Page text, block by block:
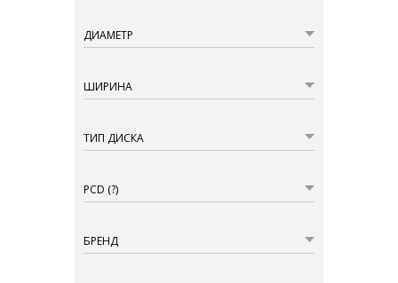
ДИАМЕТР
ШИРИНА
ТИП ДИСКА
PCD (?)
БРЕНД